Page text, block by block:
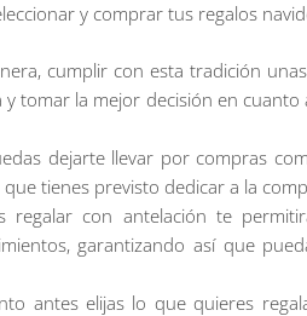
y comprar tus regalos
cumplir con esta tradición
tomar la mejor decisión en cuanto
dejarte llevar por compras
tienes previsto dedicar a la
con antelación te
garantizando así que
antes elijas lo que quieres